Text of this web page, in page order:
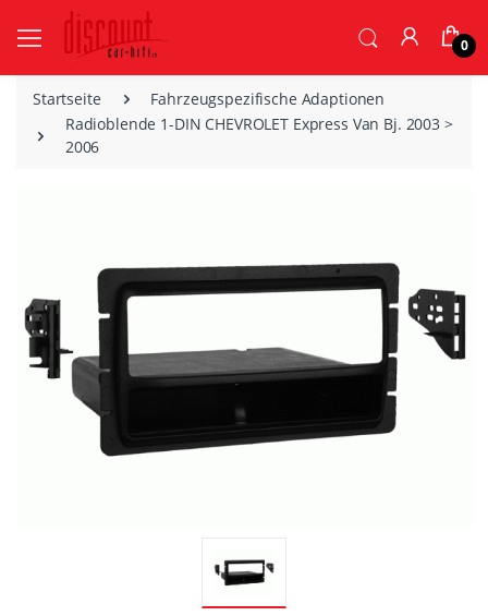
0
Startseite
Fahrzeugspezifische Adaptionen
Radioblende 1-DIN CHEVROLET Express Van Bj. 2003 >
2006